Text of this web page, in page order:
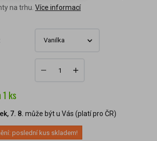
na trhu. Více informací
1 ks
7. 8. může být u Vás (platí pro ČR)
poslední kus skladem!